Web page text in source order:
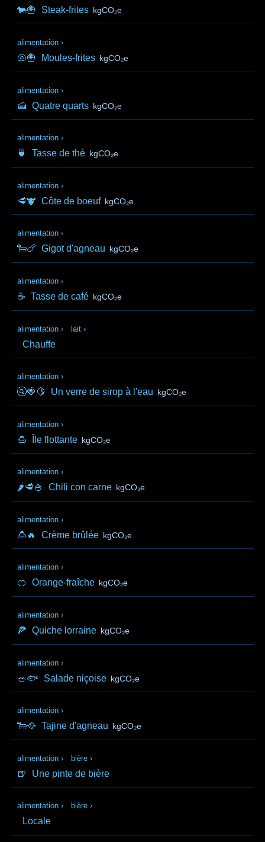
🐄🍟 Steak-frites kgCO₂e
alimentation ›
🐚🍟 Moules-frites kgCO₂e
alimentation ›
🍰 Quatre quarts kgCO₂e
alimentation ›
🍵 Tasse de thé kgCO₂e
alimentation ›
🥩🐮 Côte de boeuf kgCO₂e
alimentation ›
🐑🍗 Gigot d'agneau kgCO₂e
alimentation ›
☕ Tasse de café kgCO₂e
alimentation › lait ›
Chauffe
alimentation ›
🚰🍓🍋 Un verre de sirop à l'eau kgCO₂e
alimentation ›
🍮 Île flottante kgCO₂e
alimentation ›
🌶️🥩🍚 Chili con carne kgCO₂e
alimentation ›
🍮🔥 Crème brûlée kgCO₂e
alimentation ›
🍊 Orange-fraîche kgCO₂e
alimentation ›
🍕 Quiche lorraine kgCO₂e
alimentation ›
🥗🐟 Salade niçoise kgCO₂e
alimentation ›
🐑🥘 Tajine d'agneau kgCO₂e
alimentation › bière ›
🍺 Une pinte de bière
alimentation › bière ›
Locale